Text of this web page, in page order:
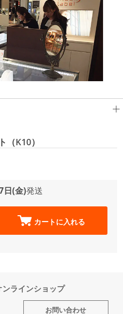
K10）
日(金)発送
カートに入れる
ンラインショップ
お問い合わせ